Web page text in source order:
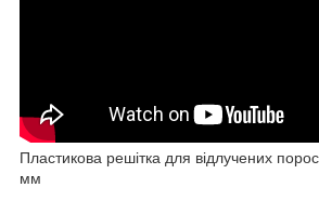
Пластикова решітка для відлучених
мм